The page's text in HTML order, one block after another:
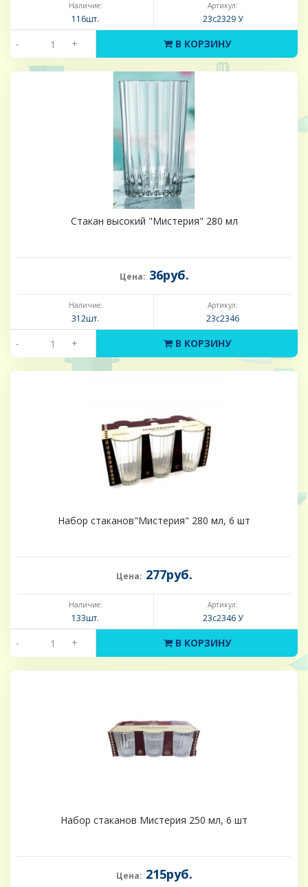
Наличие:
116шт.
Артикул:
23с2329 У
- + В КОРЗИНУ
Стакан высокий "Мистерия" 280 мл
Цена: 36руб.
Наличие:
312шт.
Артикул:
23с2346
- + В КОРЗИНУ
Набор стаканов"Мистерия" 280 мл, 6 шт
Цена: 277руб.
Наличие:
133шт.
Артикул:
23с2346 У
- + В КОРЗИНУ
Набор стаканов Мистерия 250 мл, 6 шт
Цена: 215руб.